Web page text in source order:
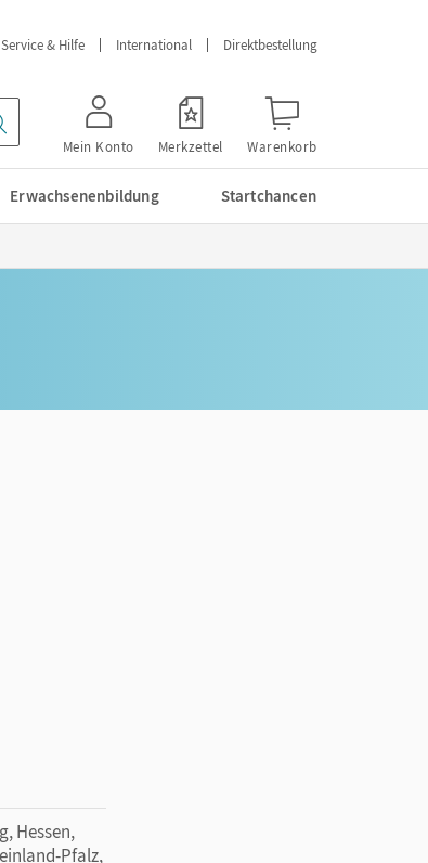
Service & Hilfe International Direktbestellung
Mein Konto Merkzettel Warenkorb
Erwachsenenbildung Startchancen
Hessen,
Pfalz,